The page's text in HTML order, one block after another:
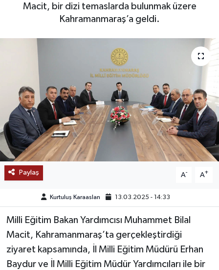
Macit, bir dizi temaslarda bulunmak üzere
Kahramanmaraş’a geldi.
Paylaş A- A+
Kurtuluş Karaaslan 13.03.2025 - 14:33
Milli Eğitim Bakan Yardımcısı Muhammet Bilal
Macit, Kahramanmaraş’ta gerçekleştirdiği
ziyaret kapsamında, İl Milli Eğitim Müdürü Erhan
Baydur ve İl Milli Eğitim Müdür Yardımcıları ile bir
EKONOMİ
MAGAZİN
EĞİTİM
BÖLGE
KEŞFET
POPÜLER
DÜNYA
TREND
MEDYA
Tüm Manşetler
Haber Arşivi